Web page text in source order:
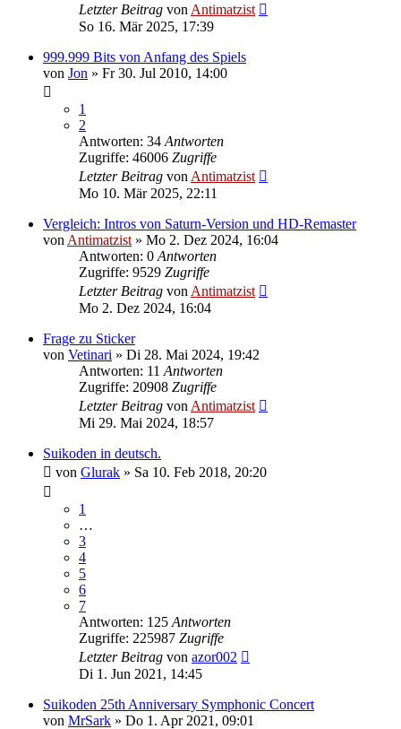
Letzter Beitrag von Antimatzist
So 16. Mär 2025, 17:39
999.999 Bits von Anfang des Spiels
von Jon » Fr 30. Jul 2010, 14:00
1
2
Antworten: 34 Antworten
Zugriffe: 46006 Zugriffe
Letzter Beitrag von Antimatzist
Mo 10. Mär 2025, 22:11
Vergleich: Intros von Saturn-Version und HD-Remaster
von Antimatzist » Mo 2. Dez 2024, 16:04
Antworten: 0 Antworten
Zugriffe: 9529 Zugriffe
Letzter Beitrag von Antimatzist
Mo 2. Dez 2024, 16:04
Frage zu Sticker
von Vetinari » Di 28. Mai 2024, 19:42
Antworten: 11 Antworten
Zugriffe: 20908 Zugriffe
Letzter Beitrag von Antimatzist
Mi 29. Mai 2024, 18:57
Suikoden in deutsch.
von Glurak » Sa 10. Feb 2018, 20:20
1
…
3
4
5
6
7
Antworten: 125 Antworten
Zugriffe: 225987 Zugriffe
Letzter Beitrag von azor002
Di 1. Jun 2021, 14:45
Suikoden 25th Anniversary Symphonic Concert
von MrSark » Do 1. Apr 2021, 09:01